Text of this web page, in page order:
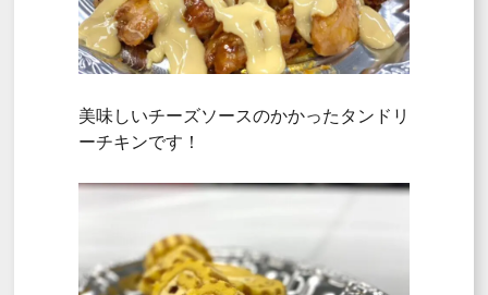
美味しいチーズソースのかかったタンドリ
ーチキンです！